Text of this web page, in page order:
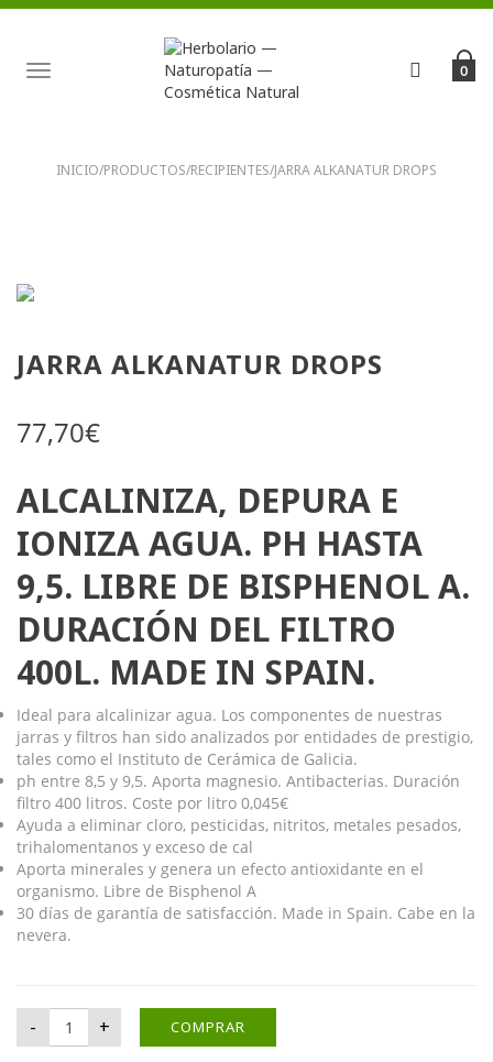
TOGGLE
NAVIGATION
0
INICIO/PRODUCTOS/RECIPIENTES/JARRA ALKANATUR DROPS
JARRA ALKANATUR DROPS
77,70€
ALCALINIZA, DEPURA E
IONIZA AGUA. PH HASTA
9,5. LIBRE DE BISPHENOL A.
DURACIÓN DEL FILTRO
400L. MADE IN SPAIN.
Ideal para alcalinizar agua. Los componentes de nuestras
jarras y filtros han sido analizados por entidades de prestigio,
tales como el Instituto de Cerámica de Galicia.
ph entre 8,5 y 9,5. Aporta magnesio. Antibacterias. Duración
filtro 400 litros. Coste por litro 0,045€
Ayuda a eliminar cloro, pesticidas, nitritos, metales pesados,
trihalomentanos y exceso de cal
Aporta minerales y genera un efecto antioxidante en el
organismo. Libre de Bisphenol A
30 días de garantía de satisfacción. Made in Spain. Cabe en la
nevera.
-
JARRA ALKANATUR DROPS cantidad
+ COMPRAR